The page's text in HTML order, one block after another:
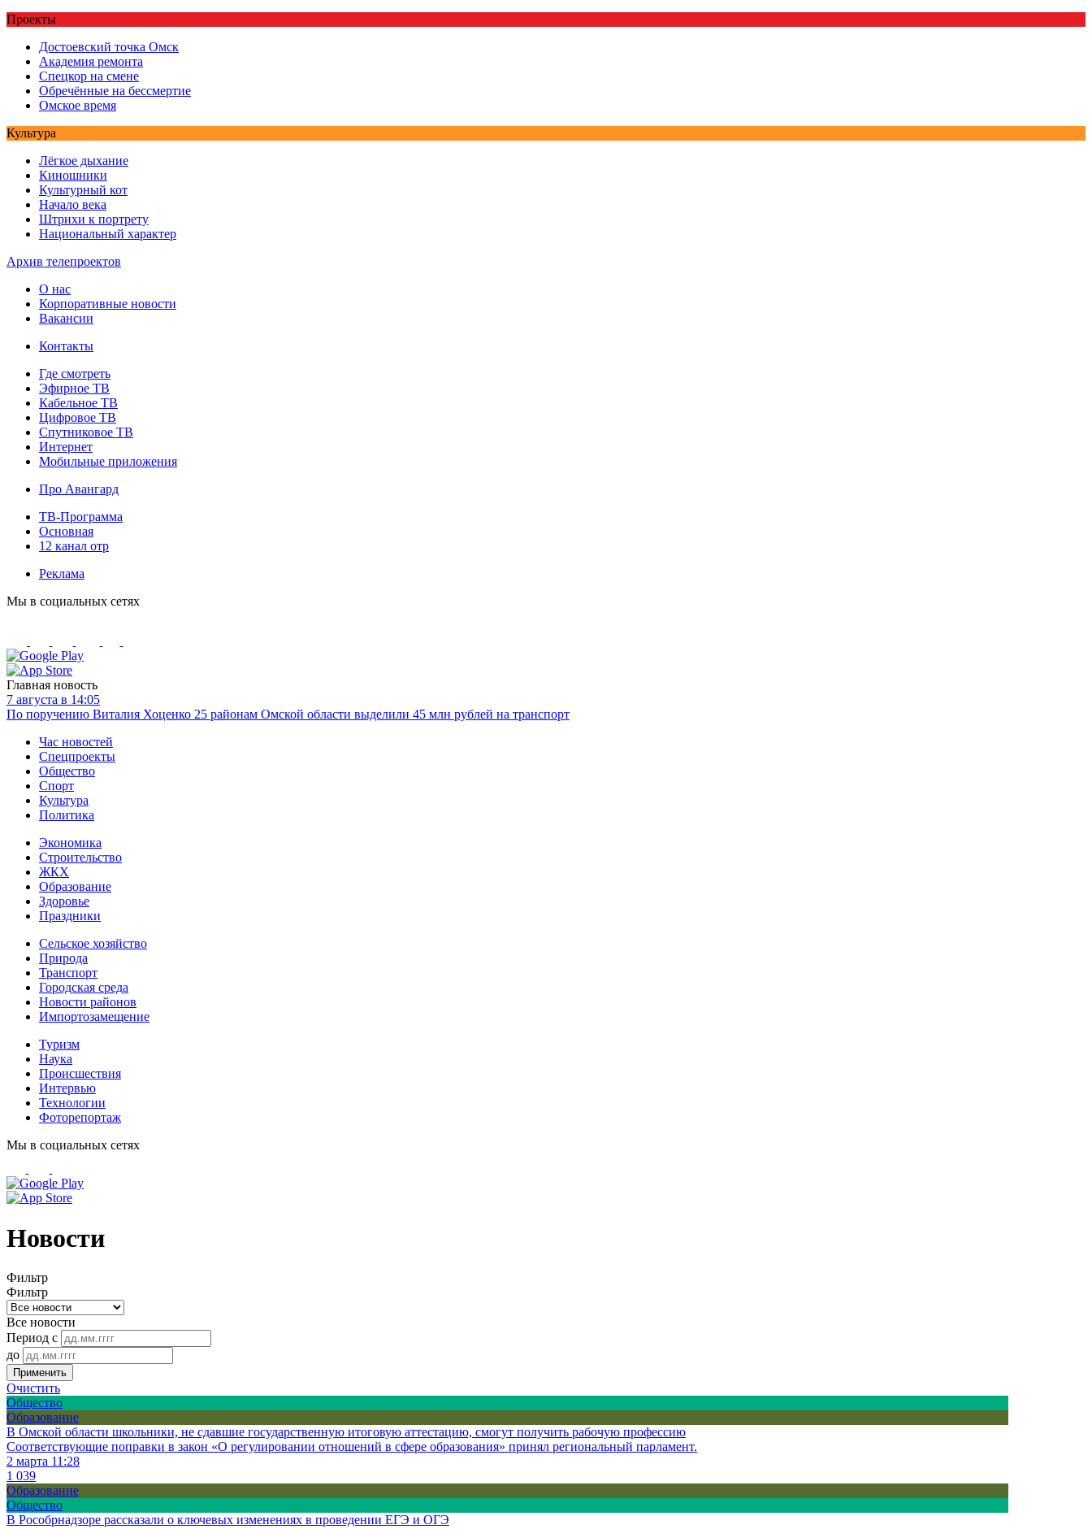
Проекты
Достоевский точка Омск
Академия ремонта
Спецкор на смене
Обречённые на бессмертие
Омское время
Культура
Лёгкое дыхание
Киношники
Культурный кот
Начало века
Штрихи к портрету
Национальный характер
Архив телепроектов
О нас
Корпоративные новости
Вакансии
Контакты
Где смотреть
Эфирное ТВ
Кабельное ТВ
Цифровое ТВ
Спутниковое ТВ
Интернет
Мобильные приложения
Про Авангард
ТВ-Программа
Основная
12 канал отр
Реклама
Мы в социальных сетях
Главная новость
7 августа в 14:05
По поручению Виталия Хоценко 25 районам Омской области выделили 45 млн рублей на транспорт
Час новостей
Спецпроекты
Общество
Спорт
Культура
Политика
Экономика
Строительство
ЖКХ
Образование
Здоровье
Праздники
Сельское хозяйство
Природа
Транспорт
Городская среда
Новости районов
Импортозамещение
Туризм
Наука
Происшествия
Интервью
Технологии
Фоторепортаж
Мы в социальных сетях
Новости
Фильтр
Фильтр
Все новости
Период с
до
Применить
Очистить
Общество
Образование
В Омской области школьники, не сдавшие государственную итоговую аттестацию, смогут получить рабочую профессию
Соответствующие поправки в закон «О регулировании отношений в сфере образования» принял региональный парламент.
2 марта 11:28
1 039
Образование
Общество
В Рособрнадзоре рассказали о ключевых изменениях в проведении ЕГЭ и ОГЭ